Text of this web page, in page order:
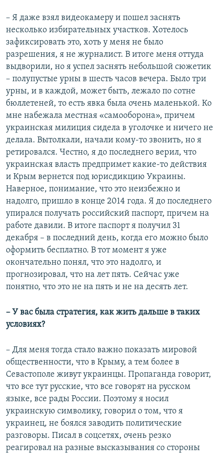
– Я даже взял видеокамеру и пошел заснять
несколько избирательных участков. Хотелось
зафиксировать это, хоть у меня не было
разрешения, я не журналист. В итоге меня оттуда
выдворили, но я успел заснять небольшой сюжетик
– полупустые урны в шесть часов вечера. Было три
урны, и в каждой, может быть, лежало по сотне
бюллетеней, то есть явка была очень маленькой. Ко
мне набежала местная «самооборона», причем
украинская милиция сидела в уголочке и ничего не
делала. Вытолкали, начали кому-то звонить, но я
ретировался. Честно, я до последнего верил, что
украинская власть предпримет какие-то действия
и Крым вернется под юрисдикцию Украины.
Наверное, понимание, что это неизбежно и
надолго, пришло в конце 2014 года. Я до последнего
упирался получать российский паспорт, причем на
работе давили. В итоге паспорт я получил 31
декабря – в последний день, когда его можно было
оформить бесплатно. В тот момент я уже
окончательно понял, что это надолго, и
прогнозировал, что на лет пять. Сейчас уже
понятно, что это не на пять и не на десять лет.
– У вас была стратегия, как жить дальше в таких
условиях?
– Для меня тогда стало важно показать мировой
общественности, что в Крыму, а тем более в
Севастополе живут украинцы. Пропаганда говорит,
что все тут русские, что все говорят на русском
языке, все рады России. Поэтому я носил
украинскую символику, говорил о том, что я
украинец, не боялся заводить политические
разговоры. Писал в соцсетях, очень резко
реагировал на разные высказывания со стороны